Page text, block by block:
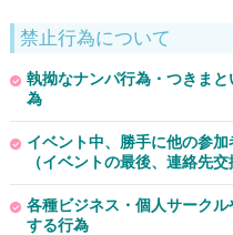
禁止行為について
執拗なナンパ行為・つきま
為
イベント中、勝手に他の参
（イベントの最後、連絡先
各種ビジネス・個人サーク
する行為